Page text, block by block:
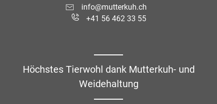
info@mutterkuh.ch
+41 56 462 33 55
Höchstes Tierwohl dank Mutterkuh- und
Weidehaltung